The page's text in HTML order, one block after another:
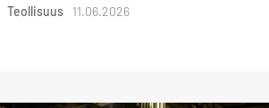
Teollisuus 11.06.2026